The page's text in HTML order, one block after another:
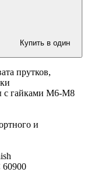
Купить в один
прутков,
с гайками М6-М8
и
60900